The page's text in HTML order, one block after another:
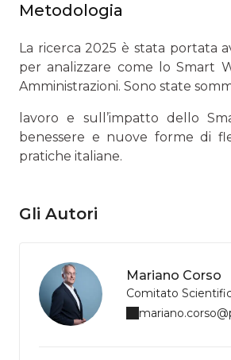
Metodologia
La ricerca 2025 è stata portata
per analizzare come lo Smart
Amministrazioni. Sono state
lavoro e sull’impatto dello
benessere e nuove forme di
pratiche italiane.
Gli Autori
Mariano Corso
Comitato